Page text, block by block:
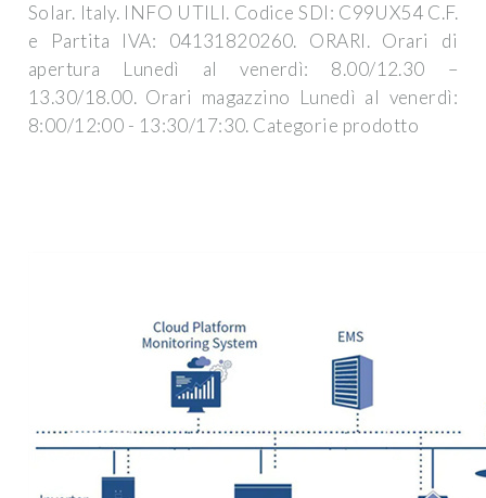
Solar. Italy. INFO UTILI. Codice SDI: C99UX54 C.F.
e Partita IVA: 04131820260. ORARI. Orari di
apertura Lunedì al venerdì: 8.00/12.30 –
13.30/18.00. Orari magazzino Lunedì al venerdì:
8:00/12:00 - 13:30/17:30. Categorie prodotto